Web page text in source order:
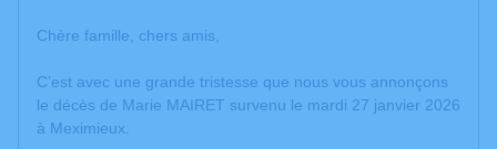
Chère famille, chers amis,
C’est avec une grande tristesse que nous vous annonçons
le décès de Marie MAIRET survenu le mardi 27 janvier 2026
à Meximieux.